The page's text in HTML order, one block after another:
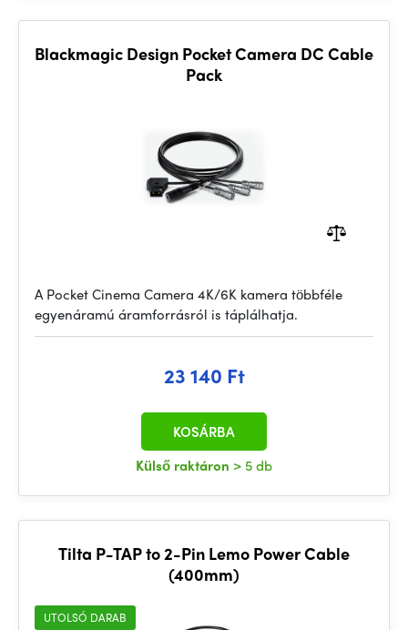
Blackmagic Design Pocket Camera DC Cable
Pack
A Pocket Cinema Camera 4K/6K kamera többféle
egyenáramú áramforrásról is táplálhatja.
23 140 Ft
Külső raktáron > 5 db
KOSÁRBA
Tilta P-TAP to 2-Pin Lemo Power Cable
(400mm)
UTOLSÓ DARAB